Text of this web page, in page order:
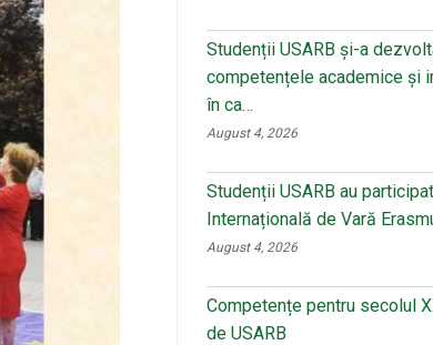
Studenții USARB și-a
competențele academice și
în ca…
August 4, 2026
Studenții USARB au
Internațională de Vară
August 4, 2026
Competențe pentru secolul
de USARB